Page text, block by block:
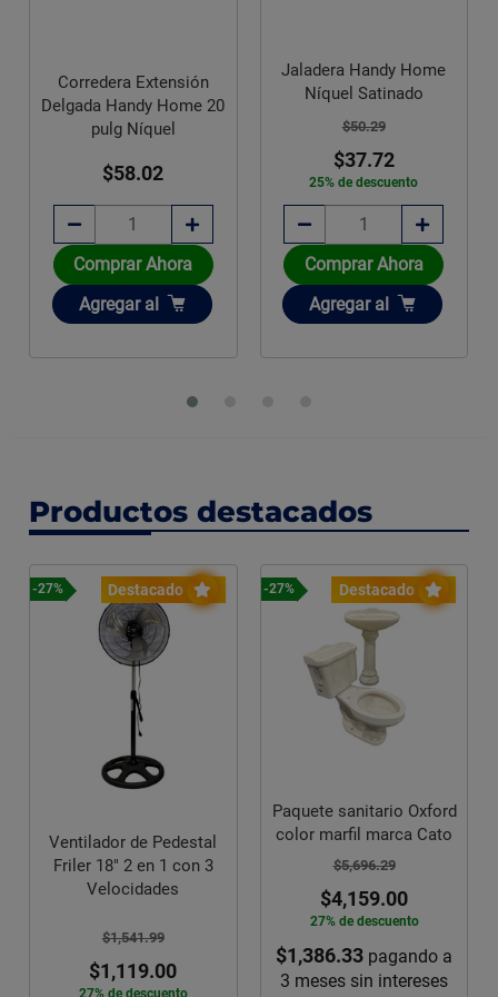
Corredera Extensión
Delgada Handy Home 20
pulg Níquel
$58.02
Comprar Ahora
Añadir
Agregar al
Jaladera Handy Home
Níquel Satinado
$50.29
$37.72
25% de descuento
Comprar Ahora
Añadir
Agregar al
Productos destacados
Destacado
-27%
Ventilador de Pedestal
Friler 18" 2 en 1 con 3
Velocidades
$1,541.99
$1,119.00
27% de descuento
Destacado
-27%
Paquete sanitario Oxford
color marfil marca Cato
$5,696.29
$4,159.00
27% de descuento
$1,386.33 pagando a
3 meses sin intereses